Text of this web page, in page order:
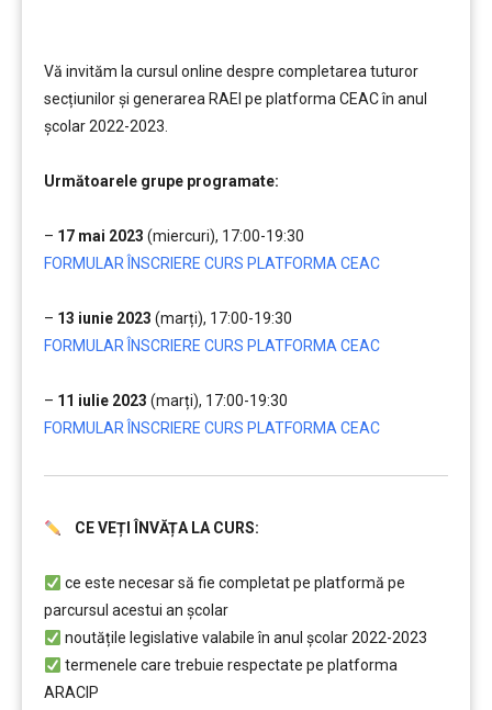
Vă invităm la cursul online despre completarea tuturor
secțiunilor și generarea RAEI pe platforma CEAC în anul
școlar 2022-2023.
Următoarele grupe programate:
– 17 mai 2023 (miercuri), 17:00-19:30
FORMULAR ÎNSCRIERE CURS PLATFORMA CEAC
– 13 iunie 2023 (marți), 17:00-19:30
FORMULAR ÎNSCRIERE CURS PLATFORMA CEAC
– 11 iulie 2023 (marți), 17:00-19:30
FORMULAR ÎNSCRIERE CURS PLATFORMA CEAC
CE VEȚI ÎNVĂȚA LA CURS:
ce este necesar să fie completat pe platformă pe
parcursul acestui an școlar
noutățile legislative valabile în anul școlar 2022-2023
termenele care trebuie respectate pe platforma
ARACIP